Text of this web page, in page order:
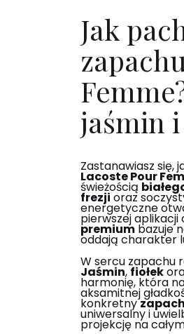
Jak
jaśmin i
Zastanawiasz się,
Lacoste Pour
świeżością
frezji oraz
energetyczne
pierwszej aplikacji
premiumbazuje
oddają charakter
W sercu zapachu
Jaśmin, fiołek
harmonię, która
aksamitnej
konkretny
uniwersalny i
projekcję na